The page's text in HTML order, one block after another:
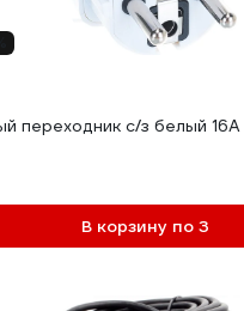
переходник с/з белый
В корзину по 3